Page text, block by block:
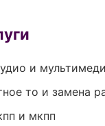
и
то и замена
и мкпп